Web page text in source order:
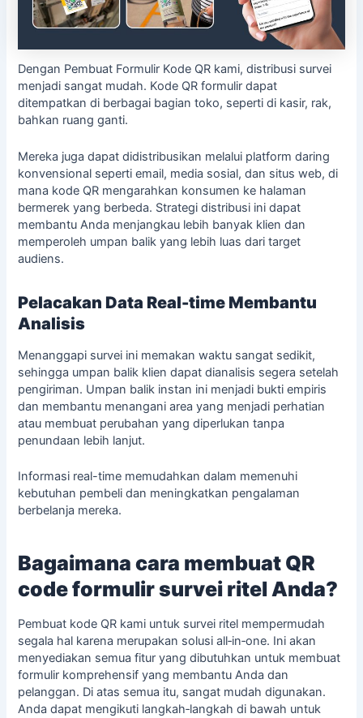
Dengan Pembuat Formulir Kode QR kami, distribusi survei
menjadi sangat mudah. Kode QR formulir dapat
ditempatkan di berbagai bagian toko, seperti di kasir, rak,
bahkan ruang ganti.
Mereka juga dapat didistribusikan melalui platform daring
konvensional seperti email, media sosial, dan situs web, di
mana kode QR mengarahkan konsumen ke halaman
bermerek yang berbeda. Strategi distribusi ini dapat
membantu Anda menjangkau lebih banyak klien dan
memperoleh umpan balik yang lebih luas dari target
audiens.
Pelacakan Data Real-time Membantu
Analisis
Menanggapi survei ini memakan waktu sangat sedikit,
sehingga umpan balik klien dapat dianalisis segera setelah
pengiriman. Umpan balik instan ini menjadi bukti empiris
dan membantu menangani area yang menjadi perhatian
atau membuat perubahan yang diperlukan tanpa
penundaan lebih lanjut.
Informasi real-time memudahkan dalam memenuhi
kebutuhan pembeli dan meningkatkan pengalaman
berbelanja mereka.
Bagaimana cara membuat QR
code formulir survei ritel Anda?
Pembuat kode QR kami untuk survei ritel mempermudah
segala hal karena merupakan solusi all‑in‑one. Ini akan
menyediakan semua fitur yang dibutuhkan untuk membuat
formulir komprehensif yang membantu Anda dan
pelanggan. Di atas semua itu, sangat mudah digunakan.
Anda dapat mengikuti langkah‑langkah di bawah untuk